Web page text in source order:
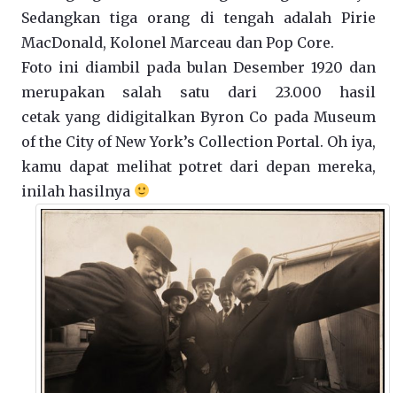
Sedangkan tiga orang di tengah adalah Pirie
MacDonald, Kolonel Marceau dan Pop Core.
Foto ini diambil pada bulan Desember 1920 dan
merupakan salah satu dari 23.000 hasil
cetak yang didigitalkan Byron Co pada Museum
of the City of New York’s Collection Portal. Oh iya,
kamu dapat melihat potret dari depan mereka,
inilah hasilnya